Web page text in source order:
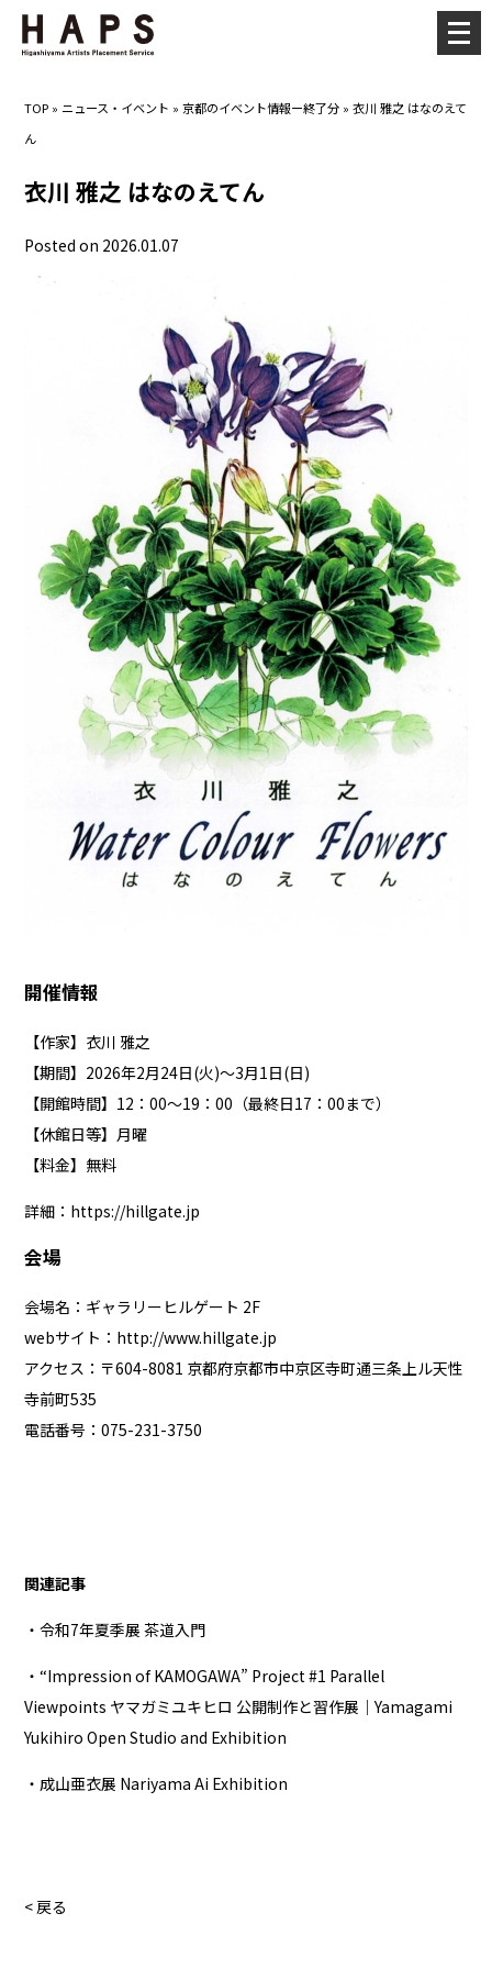
TOP » ニュース・イベント »京都のイベント情報ー終了分 »衣川 雅之 はなのえて
ん
衣川 雅之 はなのえてん
Posted on 2026.01.07
開催情報
【作家】衣川 雅之
【期間】2026年2月24日(火)～3月1日(日)
【開館時間】12：00～19：00（最終日17：00まで）
【休館日等】月曜
【料金】無料
詳細： https://hillgate.jp
会場
会場名：ギャラリーヒルゲート 2F
webサイト： http://www.hillgate.jp
アクセス：〒604-8081 京都府京都市中京区寺町通三条上ル天性
寺前町535
電話番号：075-231-3750
関連記事
・令和7年夏季展 茶道入門
・“Impression of KAMOGAWA” Project #1 Parallel
Viewpoints ヤマガミユキヒロ 公開制作と習作展｜Yamagami
Yukihiro Open Studio and Exhibition
・成山亜衣展 Nariyama Ai Exhibition
< 戻る
メ
ニ
ー